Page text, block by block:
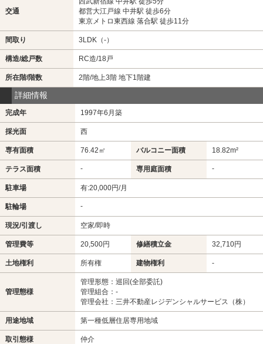
交通
都営大江戸線 中井駅 徒歩6分
東京メトロ東西線 落合駅 徒歩11分
間取り 3LDK（-）
構造/総戸数 RC造/18戸
所在階/階数 2階/地上3階 地下1階建
詳細情報
完成年 1997年6月築
採光面 西
専有面積 76.42㎡ バルコニー面積 18.82m²
テラス面積 - 専用庭面積 -
駐車場 有:20,000円/月
駐輪場 -
現況/引渡し 空家/即時
管理費等 20,500円 修繕積立金 32,710円
土地権利 所有権 建物権利 -
管理態様
管理形態：巡回(全部委託)
管理組合：-
管理会社：三井不動産レジデンシャルサービス（株）
用途地域 第一種低層住居専用地域
取引態様 仲介